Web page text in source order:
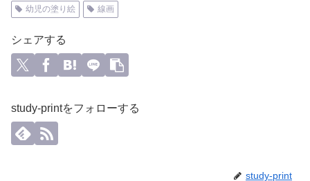
幼児の塗り絵
線画
シェアする
study-printをフォローする
study-print